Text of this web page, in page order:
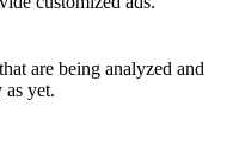
are being analyzed and
as yet.